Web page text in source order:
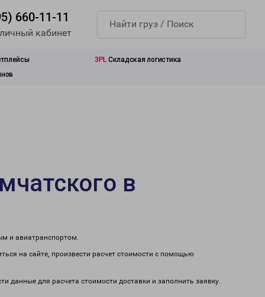
660-11-11
кабинет
3PL Складская логистика
в
и авиатранспортом.
на сайте, произвести расчет стоимости с помощью
данные для расчета стоимости доставки и заполнить заявку.